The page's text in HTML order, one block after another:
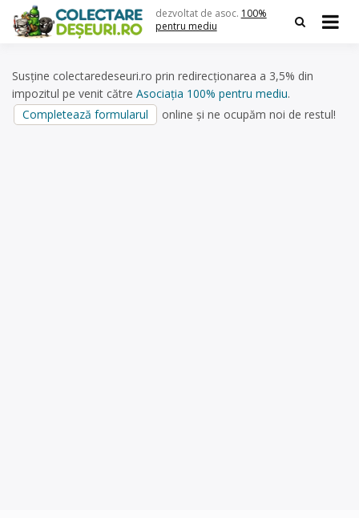
content
dezvoltat de asoc. 100%
pentru mediu
Susține colectaredeseuri.ro prin redirecționarea a 3,5% din
impozitul pe venit către Asociația 100% pentru mediu.
Completează formularul
online și ne ocupăm noi de restul!